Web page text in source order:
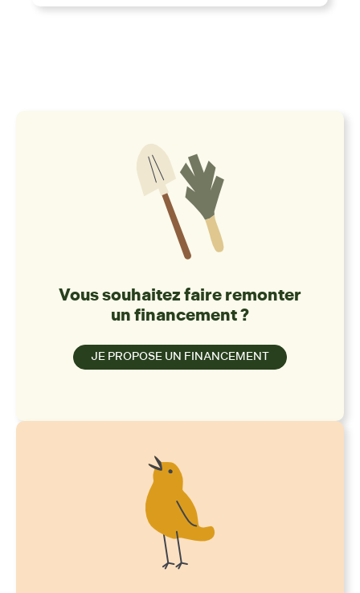
Vous souhaitez faire remonter
un financement ?
JE PROPOSE UN FINANCEMENT